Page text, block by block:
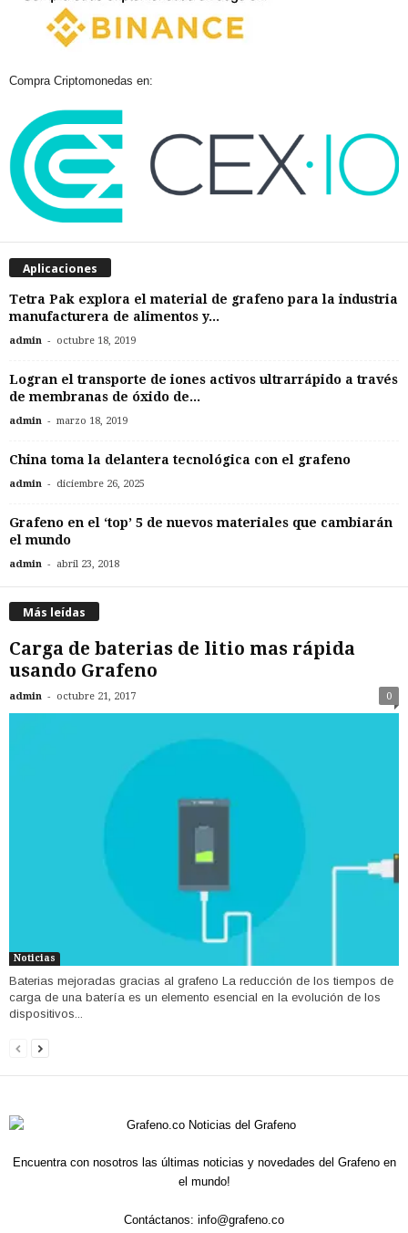
Compra Criptomonedas en:
Aplicaciones
Tetra Pak explora el material de grafeno para la industria
manufacturera de alimentos y...
admin - octubre 18, 2019
Logran el transporte de iones activos ultrarrápido a través
de membranas de óxido de...
admin - marzo 18, 2019
China toma la delantera tecnológica con el grafeno
admin - diciembre 26, 2025
Grafeno en el ‘top’ 5 de nuevos materiales que cambiarán
el mundo
admin - abril 23, 2018
Más leídas
Carga de baterias de litio mas rápida
usando Grafeno
admin - octubre 21, 2017 0
Noticias
Baterias mejoradas gracias al grafeno La reducción de los tiempos de
carga de una batería es un elemento esencial en la evolución de los
dispositivos...
Encuentra con nosotros las últimas noticias y novedades del Grafeno en
el mundo!
Contáctanos: info@grafeno.co